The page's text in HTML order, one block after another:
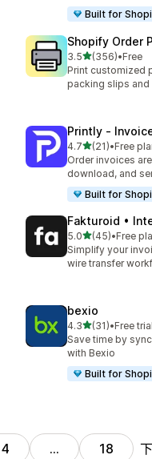
Built for
Shopify Order
3.5滿分 5 顆星
(356)
共有 356 則評價
•Free
Print customized
packing slips and
Printly ‑
4.7滿分 5 顆星
(21)
共有 21 則評價
•Free
Order invoices
download, and
Built for
Fakturoid •
5.0滿分 5 顆星
(45)
共有 45 則評價
•Free
Simplify your
wire transfer
bexio
4.3滿分 5 顆星
(31)
共有 31 則評價
•Free
Save time by
with Bexio
Built for
4 … 18